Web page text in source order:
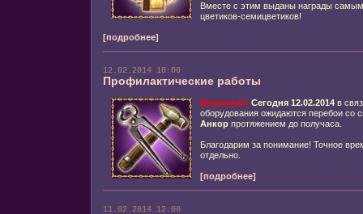
Вместе с этим выданы награды
цветиков-семицветиков!
[подробнее]
12.02.2014 10:00
Профилактические работы
Внимание! Сегодня 12.02.2014в
оборудования ожидаются перебои со
Анкорпротяжением до получаса.
Благодарим за понимание! Точное
отдельно.
[подробнее]
11.02.2014 12:00